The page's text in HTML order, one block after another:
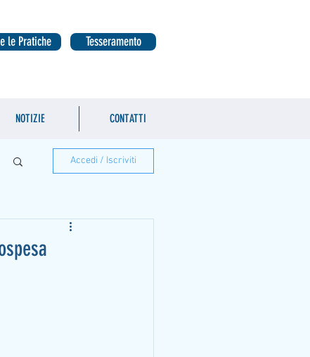
le Pratiche Tesseramento
NOTIZIE CONTATTI
Accedi / Iscriviti